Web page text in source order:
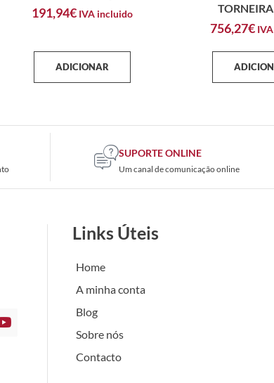
191,94€ IVA incluido
ADICIONAR
756,27€
SUPORTE ONLINE
Um canal de comunicação online
Links Úteis
Home
A minha conta
Blog
Sobre nós
Contacto